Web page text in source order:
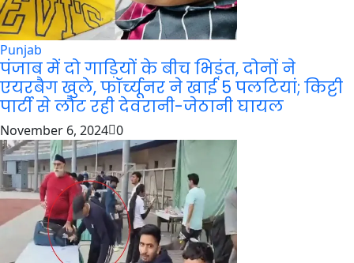
Punjab
पंजाब में दो गाड़ियों के बीच भिड़ंत, दोनों ने
एयरबैग खुले, फॉर्च्यूनर ने खाई 5 पलटियां; किट्टी
पार्टी से लौट रही देवरानी-जेठानी घायल
November 6, 2024 0